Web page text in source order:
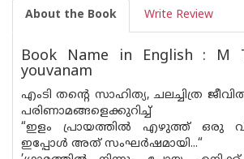
About the Book Write Review
Book Name in English : M
youvanam
എംടി തന്റെ സാഹിത്യ, ചലച്ചിത്ര
പരിണാമങ്ങളെക്കുറിച്ച്
“ഇളം പ്രായത്തിൽ എഴുത്ത് ഒരു
ഇപ്പോൾ അത് സംഘർഷമായി...“